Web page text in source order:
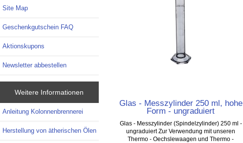
Site Map
Geschenkgutschein FAQ
Aktionskupons
Newsletter abbestellen
Weitere Informationen
Anleitung Kolonnenbrennerei
Herstellung von ätherischen Ölen
Glas - Messzylinder 250 ml, hohe
Form - ungraduiert
Glas - Messzylinder (Spindelzylinder) 250 ml -
ungraduiert Zur Verwendung mit unseren
Thermo - Oechslewaagen und Thermo -